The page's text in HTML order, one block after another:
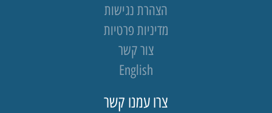
הצהרת נגישות
מדיניות פרטיות
צור קשר
English
צרו עמנו קשר